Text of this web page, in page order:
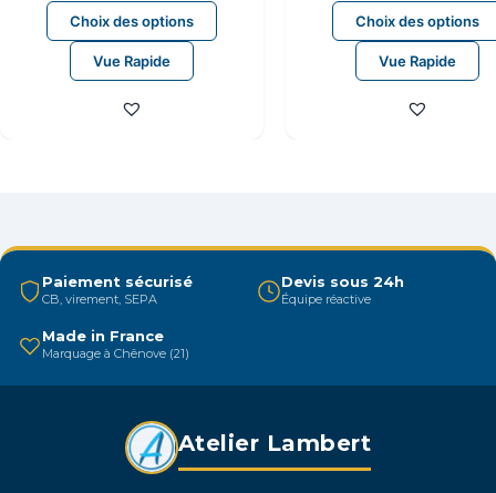
Choix des options
Ce
produit
Vue Rapide
Choix des options
Vue Rapide
Paiement sécurisé
CB, virement, SEPA
Devis sous 24h
Équipe réactive
Made in France
Marquage à Chênove (21)
Atelier Lambert